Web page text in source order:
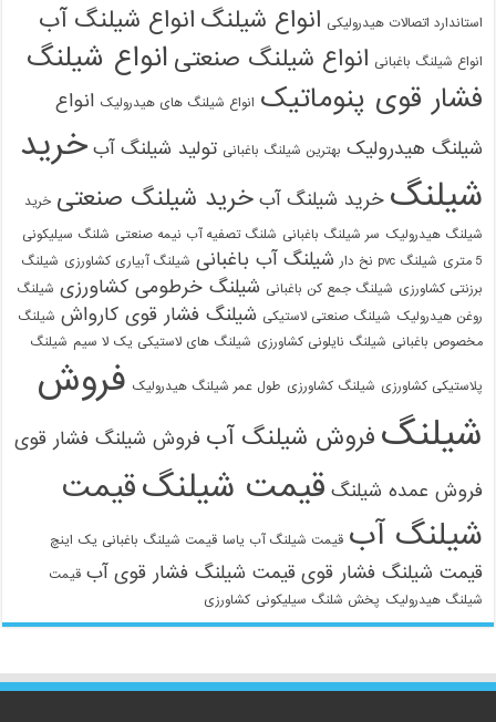
استاندارد اتصالات هیدرولیکی انواع شیلنگ انواع شیلنگ آب
انواع شیلنگ باغبانی انواع شیلنگ صنعتی انواع شیلنگ
فشار قوی پنوماتیک انواع شیلنگ های هیدرولیک انواع
شیلنگ هیدرولیک بهترین شیلنگ باغبانی تولید شیلنگ آب خرید
شیلنگ خرید شیلنگ آب خرید شیلنگ صنعتی خرید
شیلنگ هیدرولیک سر شیلنگ باغبانی شلنگ تصفیه آب نیمه صنعتی شلنگ سیلیکونی
5 متری
شیلنگ pvc نخ دار شیلنگ آب باغبانی شیلنگ آبیاری کشاورزی شیلنگ
برزنتی کشاورزی شیلنگ جمع کن باغبانی شیلنگ خرطومی کشاورزی شیلنگ
روغن هیدرولیک شیلنگ صنعتی لاستیکی شیلنگ فشار قوی کارواش شیلنگ
مخصوص باغبانی شیلنگ نایلونی کشاورزی شیلنگ های لاستیکی یک لا سیم شیلنگ
پلاستیکی کشاورزی شیلنگ کشاورزی طول عمر شیلنگ هیدرولیک فروش
شیلنگ فروش شیلنگ آب فروش شیلنگ فشار قوی
فروش عمده شیلنگ قیمت شیلنگقیمت
شیلنگ آب قیمت شیلنگ آب یاسا قیمت شیلنگ باغبانی یک اینچ
قیمت شیلنگ فشار قوی قیمت شیلنگ فشار قوی آب قیمت
شیلنگ هیدرولیک پخش شلنگ سیلیکونی کشاورزی